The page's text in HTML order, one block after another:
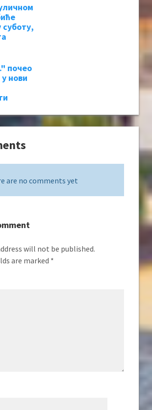
суботу,
почео
нови
are no comments yet
will not be published.
are marked *